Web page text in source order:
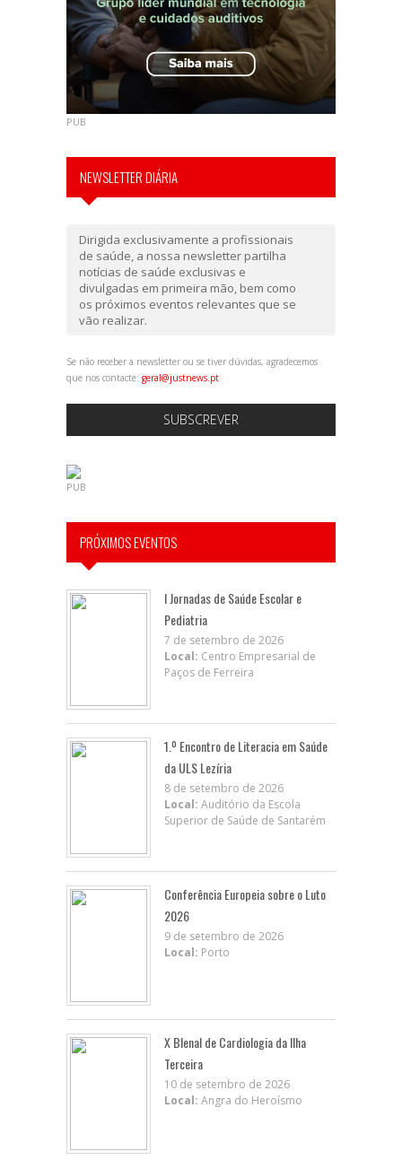
PUB
NEWSLETTER DIÁRIA
Dirigida exclusivamente a profissionais
de saúde, a nossa newsletter partilha
notícias de saúde exclusivas e
divulgadas em primeira mão, bem como
os próximos eventos relevantes que se
vão realizar.
Se não receber a newsletter ou se tiver dúvidas, agradecemos
que nos contacte: geral@justnews.pt
SUBSCREVER
PUB
PRÓXIMOS EVENTOS
I Jornadas de Saúde Escolar e
Pediatria
7 de setembro de 2026
Local: Centro Empresarial de
Paços de Ferreira
1.º Encontro de Literacia em Saúde
da ULS Lezíria
8 de setembro de 2026
Local: Auditório da Escola
Superior de Saúde de Santarém
Conferência Europeia sobre o Luto
2026
9 de setembro de 2026
Local: Porto
X BIenal de Cardiologia da Ilha
Terceira
10 de setembro de 2026
Local: Angra do Heroísmo